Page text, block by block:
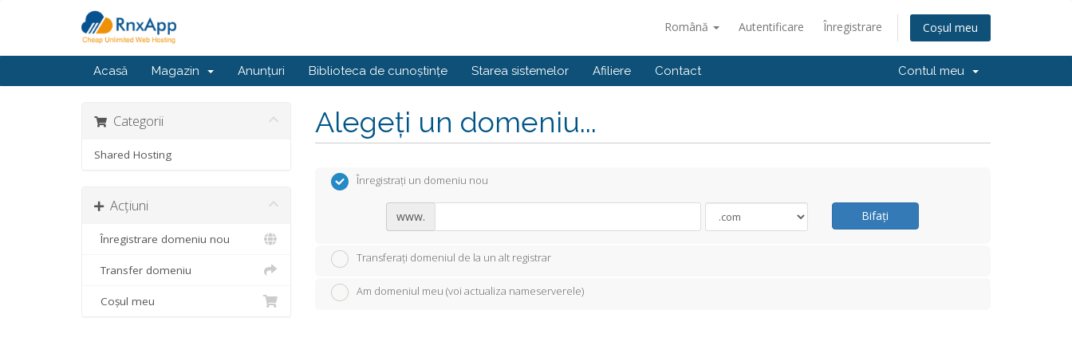
Română Autentificare Înregistrare Coșul meu
Acasă Magazin Anunțuri Biblioteca de cunoștințe Starea sistemelor Afiliere Contact Contul meu
Alegeți un domeniu...
Categorii
Shared Hosting
Acțiuni
Înregistrare domeniu nou
Transfer domeniu
Coșul meu
Înregistrați un domeniu nou
www. Bifați
Transferați domeniul de la un alt registrar
Am domeniul meu (voi actualiza nameserverele)